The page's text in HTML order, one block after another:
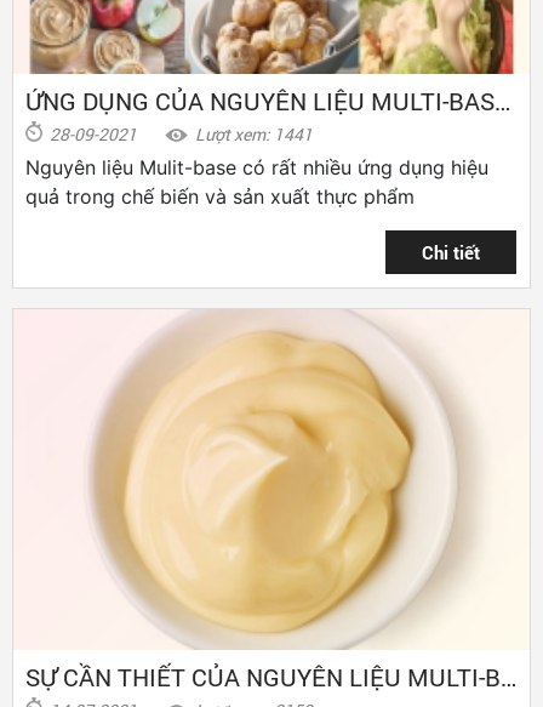
ỨNG DỤNG CỦA NGUYÊN LIỆU MULTI-BASE TRONG THỰC PHẨM
28-09-2021 Lượt xem: 1441
Nguyên liệu Mulit-base có rất nhiều ứng dụng hiệu
quả trong chế biến và sản xuất thực phẩm
SỰ CẦN THIẾT CỦA NGUYÊN LIỆU MULTI-BASE TRONG SỐT CÓ DẦU TRỨNG